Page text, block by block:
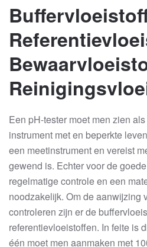
Een pH-tester moet men zien
instrument met en beperkte
een meetinstrument en vereist
gewend is. Echter voor de
regelmatige controle en een
noodzakelijk. Om de aanwijzing
controleren zijn er de
referentievloeistoffen. In feite is
één moet men aanmaken met